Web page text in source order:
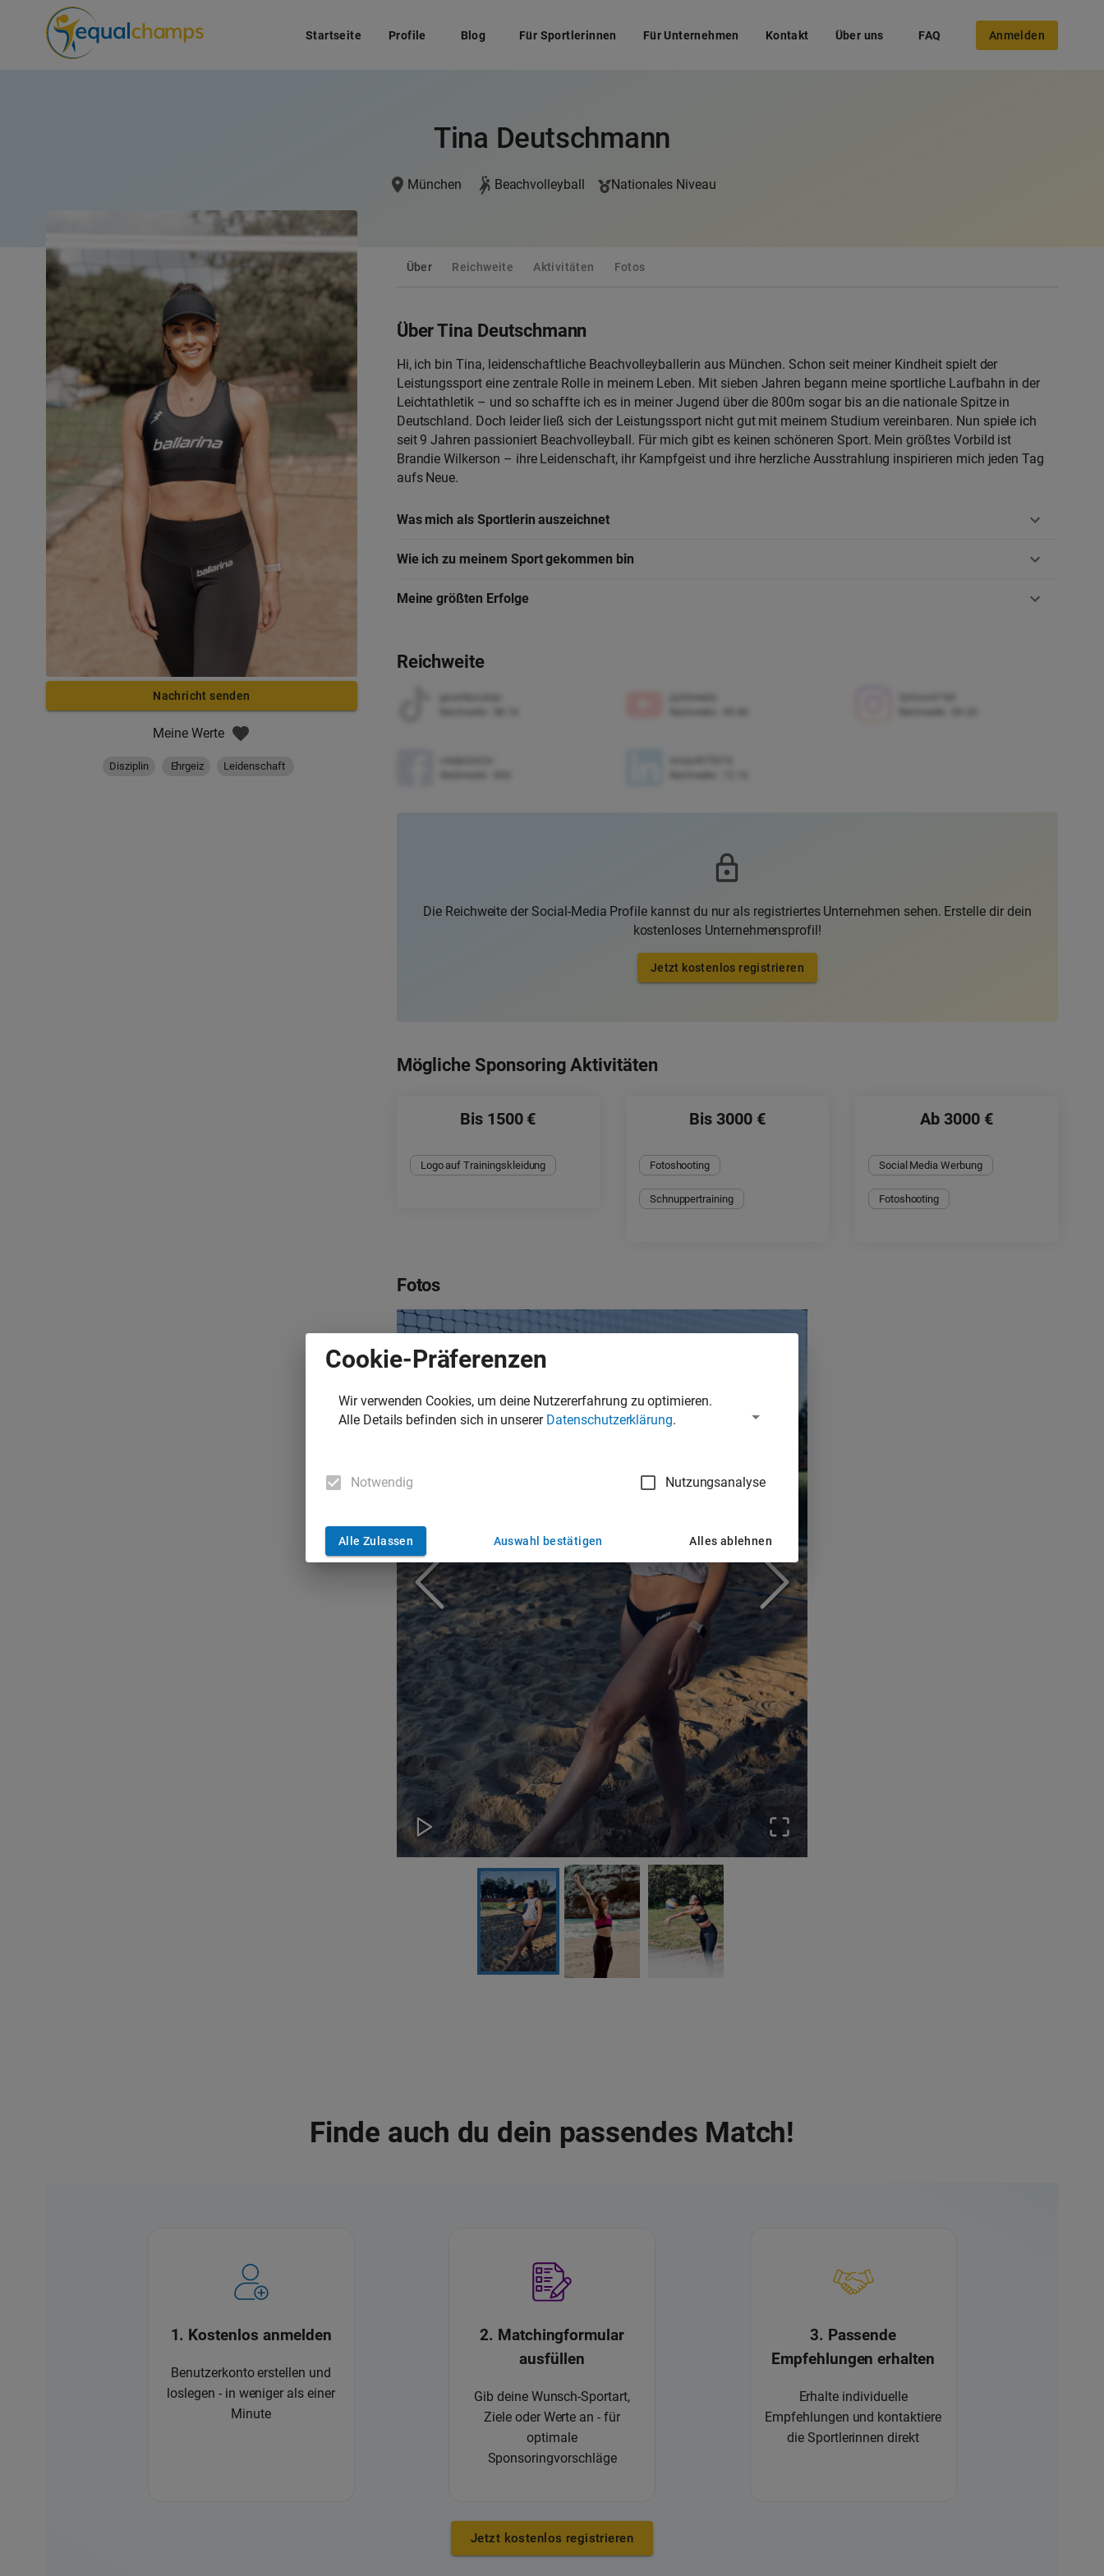
Startseite Profile Blog Für Sportlerinnen Für Unternehmen Kontakt Über uns FAQ Anmelden
Tina Deutschmann
München Beachvolleyball Nationales Niveau
Nachricht senden
Meine Werte
Disziplin Ehrgeiz Leidenschaft
Über Reichweite Aktivitäten Fotos
Über Tina Deutschmann
Hi, ich bin Tina, leidenschaftliche Beachvolleyballerin aus München. Schon seit meiner Kindheit spielt der
Leistungssport eine zentrale Rolle in meinem Leben. Mit sieben Jahren begann meine sportliche Laufbahn in der
Leichtathletik – und so schaffte ich es in meiner Jugend über die 800m sogar bis an die nationale Spitze in
Deutschland. Doch leider ließ sich der Leistungssport nicht gut mit meinem Studium vereinbaren. Nun spiele ich
seit 9 Jahren passioniert Beachvolleyball. Für mich gibt es keinen schöneren Sport. Mein größtes Vorbild ist
Brandie Wilkerson – ihre Leidenschaft, ihr Kampfgeist und ihre herzliche Ausstrahlung inspirieren mich jeden Tag
aufs Neue.
Was mich als Sportlerin auszeichnet
Wie ich zu meinem Sport gekommen bin
Meine größten Erfolge
Reichweite
Die Reichweite der Social-Media Profile kannst du nur als registriertes Unternehmen sehen. Erstelle dir dein
kostenloses Unternehmensprofil!
Jetzt kostenlos registrieren
Mögliche Sponsoring Aktivitäten
Bis 1500 €
Logo auf Trainingskleidung
Bis 3000 €
Fotoshooting
Schnuppertraining
Ab 3000 €
Social Media Werbung
Fotoshooting
Fotos
Finde auch du dein passendes Match!
1. Kostenlos anmelden
Benutzerkonto erstellen und
loslegen - in weniger als einer
Minute
2. Matchingformular
ausfüllen
Gib deine Wunsch-Sportart,
Ziele oder Werte an - für
optimale
Sponsoringvorschläge
3. Passende
Empfehlungen erhalten
Erhalte individuelle
Empfehlungen und kontaktiere
die Sportlerinnen direkt
Jetzt kostenlos registrieren
Cookie-Präferenzen
Wir verwenden Cookies, um deine Nutzererfahrung zu optimieren.
Alle Details befinden sich in unserer Datenschutzerklärung.
Notwendig Nutzungsanalyse
Alle Zulassen Auswahl bestätigen Alles ablehnen